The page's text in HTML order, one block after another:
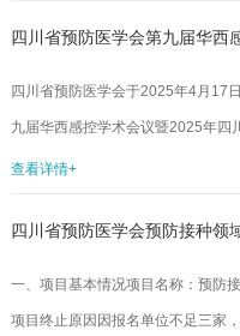
一、参选公司资格要求（一）投标
四川省预防医学会第九届华西
会医院感染管理分会学术会议
四川省预防医学会于2025年4月17
九届华西感控学术会议暨2025年四
目进行开标比选。截止投标时间，
作日（4月25日——4月28日），如
查看详情+
四川省预防医学会预防接种领
一、项目基本情况项目名称：预防
项目终止原因因报名单位不足三家